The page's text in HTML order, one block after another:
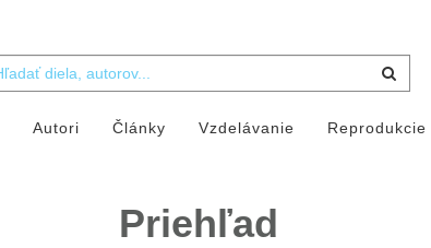
Autori Články Vzdelávanie Reprodukcie
Priehľad